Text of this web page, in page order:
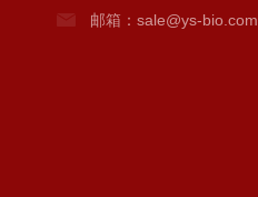
邮箱：sale@ys-bio.com